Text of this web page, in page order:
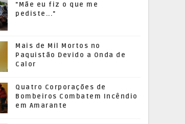
"Mãe eu fiz o que me
pediste..."
Mais de Mil Mortos no
Paquistão Devido a Onda de
Calor
Quatro Corporações de
Bombeiros Combatem Incêndio
em Amarante